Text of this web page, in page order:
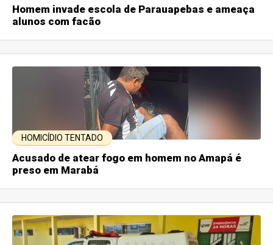
Homem invade escola de Parauapebas e ameaça
alunos com facão
HOMICÍDIO TENTADO
Acusado de atear fogo em homem no Amapá é
preso em Marabá